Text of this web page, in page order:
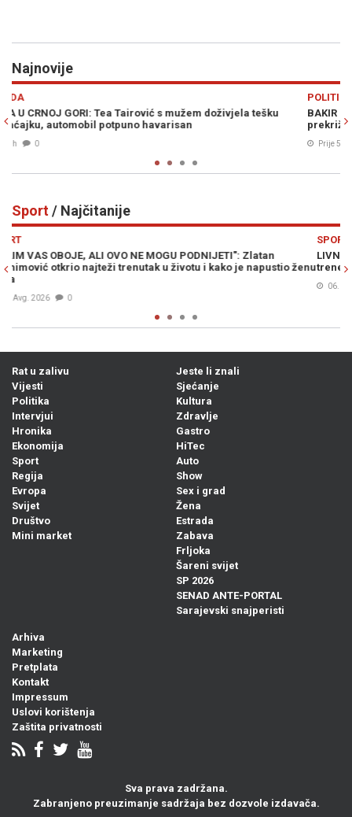
Najnovije
BAKIR IZETBEGOVIĆ SIGURAN U POBJEDU SDA: "Trojka je
prekrižena, napravili su samo belaj"
Sport/ Najčitanije
ženu
LIVNJAK PRELOMIO: Otkriveno gdje Zlato Dalić nastavlja
trenersku karijeru...
Rat u zalivu
Vijesti
Politika
Intervjui
Hronika
Ekonomija
Sport
Regija
Evropa
Svijet
Društvo
Mini market
Jeste li znali
Sjećanje
Kultura
Zdravlje
Gastro
HiTec
Auto
Show
Sex i grad
Žena
Estrada
Zabava
Frljoka
Šareni svijet
SP 2026
SENAD ANTE-PORTAL
Sarajevski snajperisti
Arhiva
Marketing
Pretplata
Kontakt
Impressum
Uslovi korištenja
Zaštita privatnosti
Sva prava zadržana.
Zabranjeno preuzimanje sadržaja bez dozvole izdavača.